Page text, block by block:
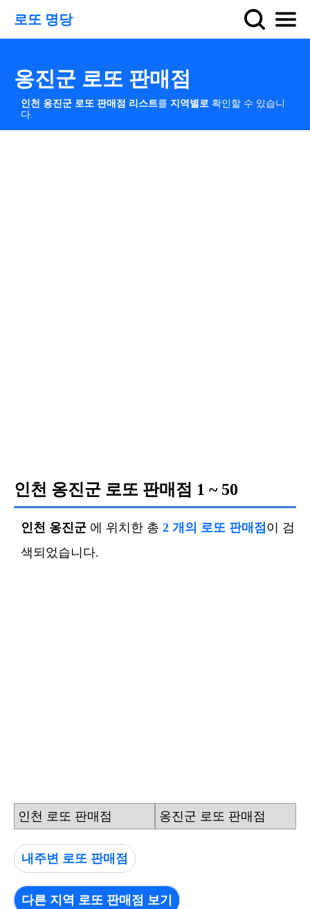
로또 명당
옹진군 로또 판매점
인천 옹진군 로또 판매점 리스트를 지역별로 확인할 수 있습니
다.
인천 옹진군 로또 판매점 1 ~ 50
인천 옹진군 에 위치한 총 2 개의 로또 판매점 이 검
색되었습니다.
인천 로또 판매점 옹진군 로또 판매점
내주변 로또 판매점
다른 지역 로또 판매점 보기